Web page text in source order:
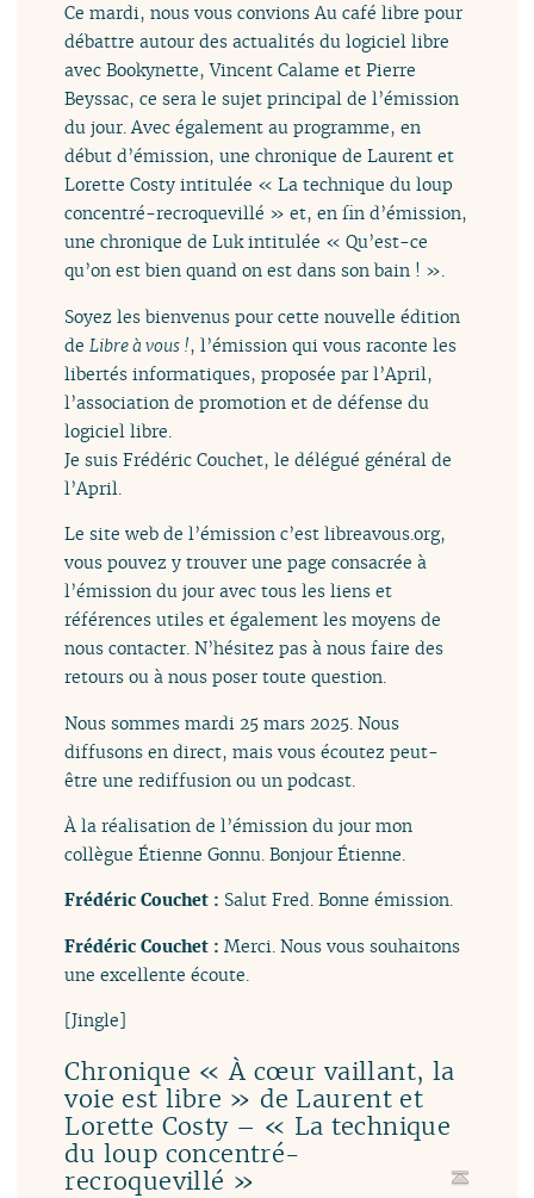
Ce mardi, nous vous convions Au café libre pour
débattre autour des actualités du logiciel libre
avec Bookynette, Vincent Calame et Pierre
Beyssac, ce sera le sujet principal de l’émission
du jour. Avec également au programme, en
début d’émission, une chronique de Laurent et
Lorette Costy intitulée « La technique du loup
concentré-recroquevillé » et, en fin d’émission,
une chronique de Luk intitulée « Qu’est-ce
qu’on est bien quand on est dans son bain ! ».
Soyez les bienvenus pour cette nouvelle édition
de Libre à vous !, l’émission qui vous raconte les
libertés informatiques, proposée par l’April,
l’association de promotion et de défense du
logiciel libre.
Je suis Frédéric Couchet, le délégué général de
l’April.
Le site web de l’émission c’est libreavous.org,
vous pouvez y trouver une page consacrée à
l’émission du jour avec tous les liens et
références utiles et également les moyens de
nous contacter. N’hésitez pas à nous faire des
retours ou à nous poser toute question.
Nous sommes mardi 25 mars 2025. Nous
diffusons en direct, mais vous écoutez peut-
être une rediffusion ou un podcast.
À la réalisation de l’émission du jour mon
collègue Étienne Gonnu. Bonjour Étienne.
Frédéric Couchet : Salut Fred. Bonne émission.
Frédéric Couchet :Merci. Nous vous souhaitons
une excellente écoute.
[Jingle]
Chronique « À cœur vaillant, la
voie est libre » de Laurent et
Lorette Costy – « La technique
du loup concentré-
recroquevillé »